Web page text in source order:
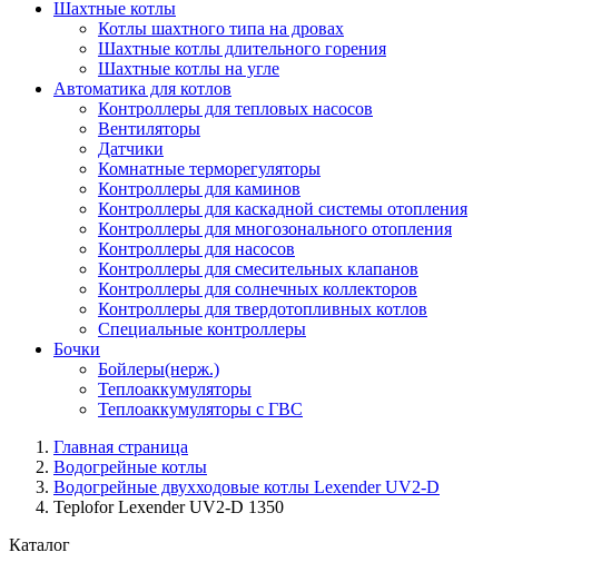
Шахтные котлы
Котлы шахтного типа на дровах
Шахтные котлы длительного горения
Шахтные котлы на угле
Автоматика для котлов
Контроллеры для тепловых насосов
Вентиляторы
Датчики
Комнатные терморегуляторы
Контроллеры для каминов
Контроллеры для каскадной системы отопления
Контроллеры для многозонального отопления
Контроллеры для насосов
Контроллеры для смесительных клапанов
Контроллеры для солнечных коллекторов
Контроллеры для твердотопливных котлов
Специальные контроллеры
Бочки
Бойлеры(нерж.)
Теплоаккумуляторы
Теплоаккумуляторы с ГВС
Главная страница
Водогрейные котлы
Водогрейные двухходовые котлы Lexender UV2-D
Teplofor Lexender UV2-D 1350
Каталог